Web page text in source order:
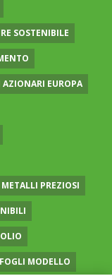
SOSTENIBILE
EUROPA
PREZIOSI
MODELLO